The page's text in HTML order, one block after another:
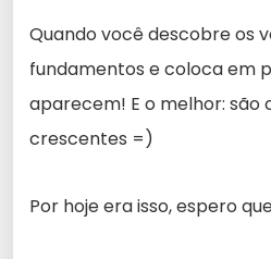
Quando você descobre os
fundamentos e coloca em
aparecem! E o melhor: são
crescentes =)
Por hoje era isso, espero